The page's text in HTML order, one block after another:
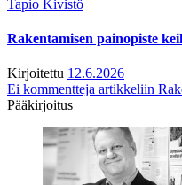
Tapio Kivistö
Rakentamisen painopiste
Kirjoitettu 12.6.2026
Ei kommentteja artikkeliin
Pääkirjoitus